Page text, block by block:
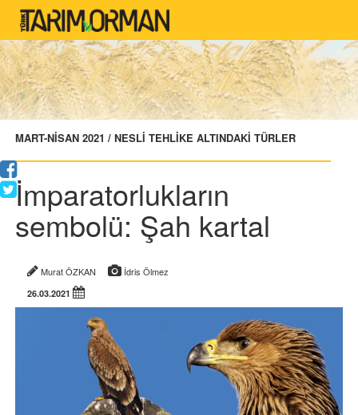
MART-NİSAN 2021 / NESLİ TEHLİKE ALTINDAKİ TÜRLER
İmparatorlukların
sembolü: Şah kartal
Murat ÖZKAN İdris Ölmez
26.03.2021